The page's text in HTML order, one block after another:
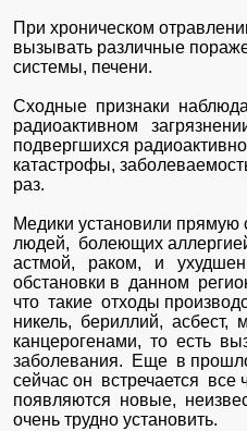
При хроническом
вызывать различные
системы, печени.
Сходные  признаки
радиоактивном
подвергшихся
катастрофы,
раз.
Медики установили прямую
людей,  болеющих
астмой,   раком,   и
обстановки в  данном
что  такие  отходы
никель,  бериллий,  асбест,
канцерогенами,  то  есть
заболевания.  Еще  в
сейчас он  встречается
появляются  новые,
очень трудно установить.